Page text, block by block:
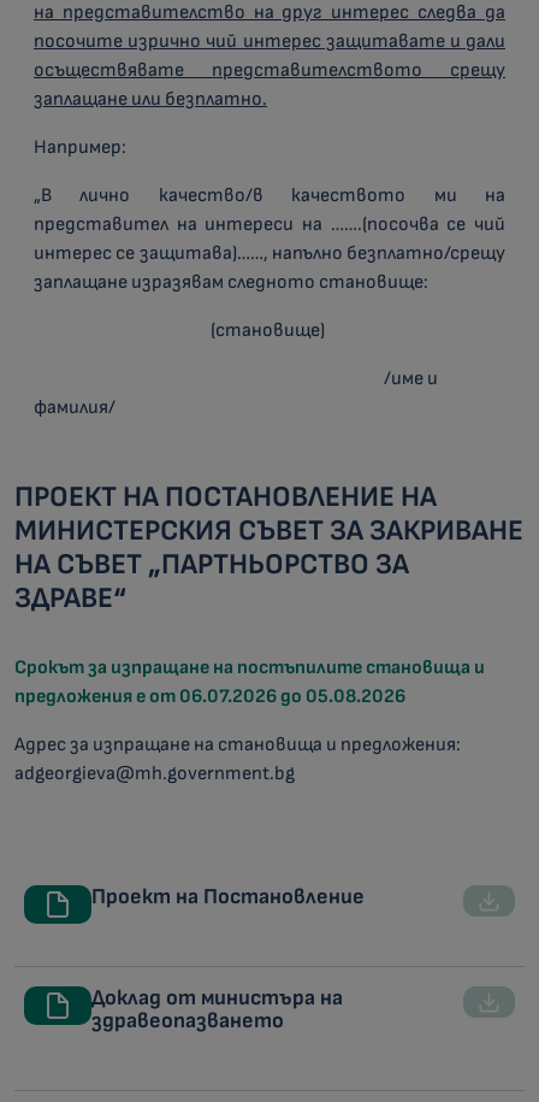
на представителство на друг интерес следва да
посочите изрично чий интерес защитавате и дали
осъществявате представителството срещу
заплащане или безплатно.
Например:
„В лично качество/в качеството ми на
представител на интереси на …….(посочва се чий
интерес се защитава)……, напълно безплатно/срещу
заплащане изразявам следното становище:
(становище)
/име и
фамилия/
ПРОЕКТ НА ПОСТАНОВЛЕНИЕ НА
МИНИСТЕРСКИЯ СЪВЕТ ЗА ЗАКРИВАНЕ
НА СЪВЕТ „ПАРТНЬОРСТВО ЗА
ЗДРАВЕ“
Срокът за изпращане на постъпилите становища и
предложения е от 06.07.2026 до 05.08.2026
Адрес за изпращане на становища и предложения:
adgeorgieva@mh.government.bg
Проект на Постановление
Доклад от министъра на
здравеопазването